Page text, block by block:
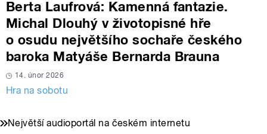
Berta Laufrová: Kamenná fantazie.
Michal Dlouhý v životopisné hře
o osudu největšího sochaře českého
baroka Matyáše Bernarda Brauna
14. únor 2026
Hra na sobotu
Největší audioportál na českém internetu